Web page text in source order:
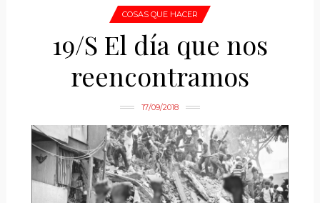
COSAS QUE HACER
19/S El día que nos
reencontramos
17/09/2018